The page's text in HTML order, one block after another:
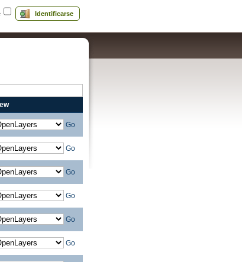
Identificarse
Go
Go
Go
Go
Go
Go